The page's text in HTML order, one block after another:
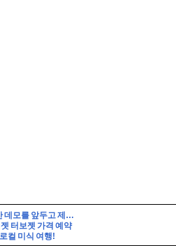
[UNIKER] CampusLog, 중간 데모를 앞두고 제품을 다듬고 실제 크루들 앞에서 시연하다
터보젯 가격 예약
컬 미식 여행!